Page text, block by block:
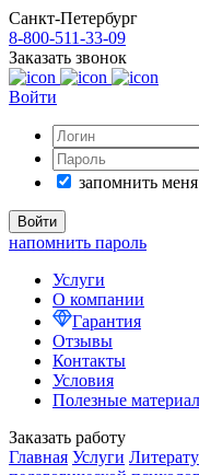
Санкт-Петербург
8-800-511-33-09
Заказать звонок
Войти
запомнить меня
напомнить пароль
Услуги
О компании
Гарантия
Отзывы
Контакты
Условия
Полезные
Заказать работу
Главная Услуги